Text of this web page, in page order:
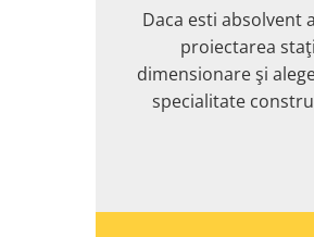
Daca esti absolvent
proiectarea
dimensionare şi
specialitate